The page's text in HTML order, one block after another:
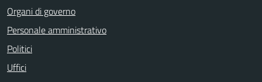
Organi di governo
Personale amministrativo
Politici
Uffici